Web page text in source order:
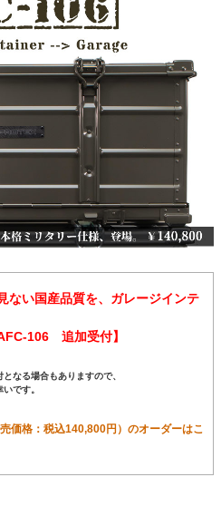
ない国産品質を、ガレージインテ
106 追加受付】
なる場合もありますので、
です。
価格：税込140,800円）のオーダーはこ